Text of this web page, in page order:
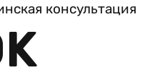
консультация
K